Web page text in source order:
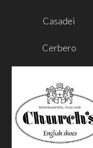
Casadei
Cerbero